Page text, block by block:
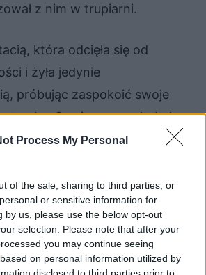
Process My Personal
of the sale, sharing to third parties, or
or sensitive information for
by us, please use the below opt-out
selection. Please note that after your
you may continue seeing
on personal information utilized by
z nim w trupiarni.
która odcięła się od
i żyła jedynie
próbując zaspokoić swoje
Swoją nogę odrąbał,
człowieczeństwo i wiarę we
w sobie wystarczająco dużo
innych, by na przykład
w przetrwaniu. Autor
przyjacielem. Dimka